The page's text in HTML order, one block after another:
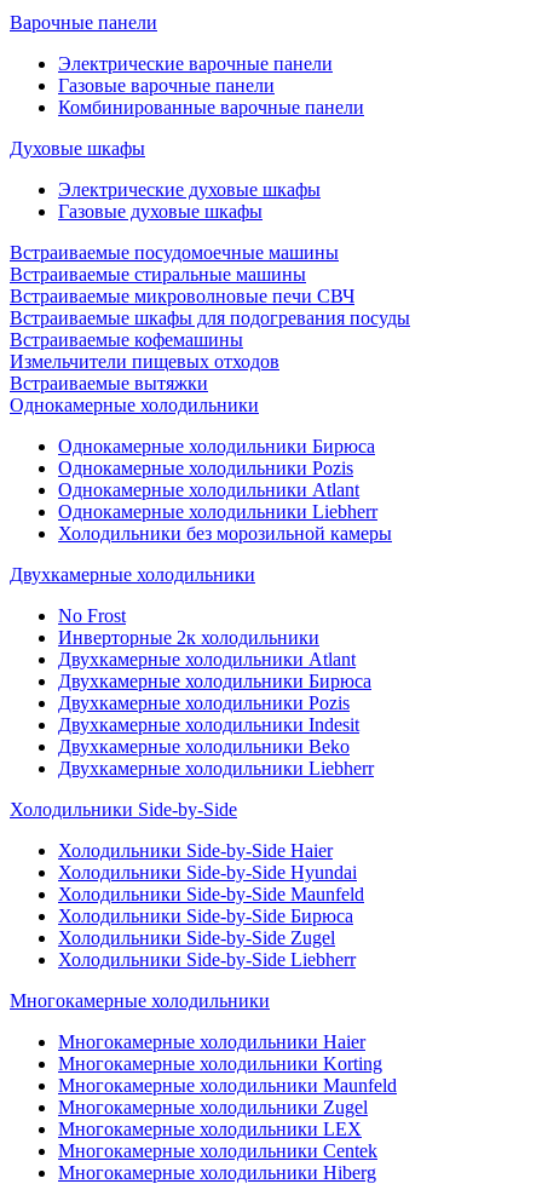
Варочные панели
Электрические варочные панели
Газовые варочные панели
Комбинированные варочные панели
Духовые шкафы
Электрические духовые шкафы
Газовые духовые шкафы
Встраиваемые посудомоечные машины
Встраиваемые стиральные машины
Встраиваемые микроволновые печи СВЧ
Встраиваемые шкафы для подогревания посуды
Встраиваемые кофемашины
Измельчители пищевых отходов
Встраиваемые вытяжки
Однокамерные холодильники
Однокамерные холодильники Бирюса
Однокамерные холодильники Pozis
Однокамерные холодильники Atlant
Однокамерные холодильники Liebherr
Холодильники без морозильной камеры
Двухкамерные холодильники
No Frost
Инверторные 2к холодильники
Двухкамерные холодильники Atlant
Двухкамерные холодильники Бирюса
Двухкамерные холодильники Pozis
Двухкамерные холодильники Indesit
Двухкамерные холодильники Beko
Двухкамерные холодильники Liebherr
Холодильники Side-by-Side
Холодильники Side-by-Side Haier
Холодильники Side-by-Side Hyundai
Холодильники Side-by-Side Maunfeld
Холодильники Side-by-Side Бирюса
Холодильники Side-by-Side Zugel
Холодильники Side-by-Side Liebherr
Многокамерные холодильники
Многокамерные холодильники Haier
Многокамерные холодильники Korting
Многокамерные холодильники Maunfeld
Многокамерные холодильники Zugel
Многокамерные холодильники LEX
Многокамерные холодильники Centek
Многокамерные холодильники Hiberg